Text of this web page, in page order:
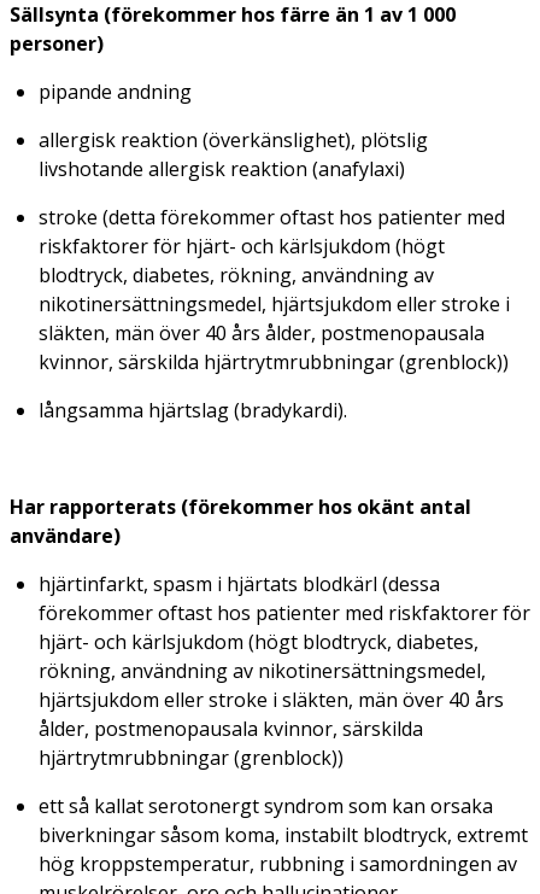
Sällsynta (förekommer hos färre än 1 av 1 000
personer)
pipande andning
allergisk reaktion (överkänslighet), plötslig
livshotande allergisk reaktion (anafylaxi)
stroke (detta förekommer oftast hos patienter med
riskfaktorer för hjärt- och kärlsjukdom (högt
blodtryck, diabetes, rökning, användning av
nikotinersättningsmedel, hjärtsjukdom eller stroke i
släkten, män över 40 års ålder, postmenopausala
kvinnor, särskilda hjärtrytmrubbningar (grenblock))
långsamma hjärtslag (bradykardi).
Har rapporterats (förekommer hos okänt antal
användare)
hjärtinfarkt, spasm i hjärtats blodkärl (dessa
förekommer oftast hos patienter med riskfaktorer för
hjärt- och kärlsjukdom (högt blodtryck, diabetes,
rökning, användning av nikotinersättningsmedel,
hjärtsjukdom eller stroke i släkten, män över 40 års
ålder, postmenopausala kvinnor, särskilda
hjärtrytmrubbningar (grenblock))
ett så kallat serotonergt syndrom som kan orsaka
biverkningar såsom koma, instabilt blodtryck, extremt
hög kroppstemperatur, rubbning i samordningen av